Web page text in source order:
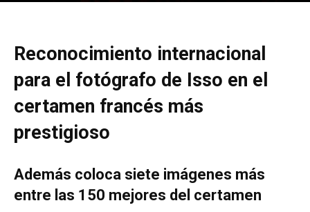
Reconocimiento internacional
para el fotógrafo de Isso en el
certamen francés más
prestigioso
Además coloca siete imágenes más
entre las 150 mejores del certamen